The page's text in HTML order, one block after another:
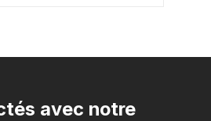
avec notre